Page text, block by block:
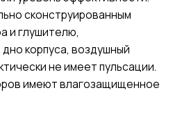
сконструированным
и глушителю,
корпуса, воздушный
не имеет пульсации.
имеют влагозащищенное